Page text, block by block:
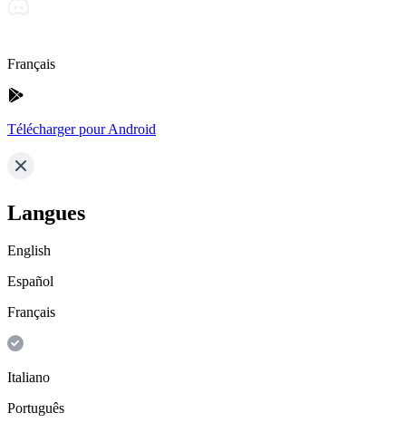
Français
Télécharger pour Android
Langues
English
Español
Français
Italiano
Português